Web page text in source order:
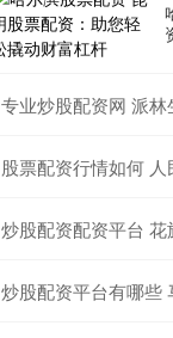
专业炒股配资网 派林生物
股票配资行情如何 人民币对美
炒股配资配资平台 花旗：维持
炒股配资平台有哪些 马斯克